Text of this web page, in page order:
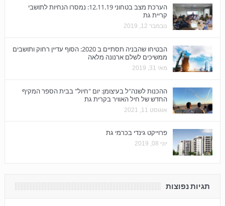
הערכת מצב בטחוני 12.11.19: נמסרו הנחיות לתושבי
קריית גת
נובמבר 12, 2019
הבטיחו שהבניה תסתיים ב 2020: הסוף עדיין רחוק ותושבים
ממשיכים לשלם ארנונה מלאה
מאי 31, 2019
ההכנות לשנה"ל בעיצומן: יום "חיול" בבית הספר המקיף
החדש של חיל האוויר בקרית גת
אוגוסט 11, 2021
פרוייקט גינדי בכרמי גת
יוני 08, 2019
תגיות נפוצות